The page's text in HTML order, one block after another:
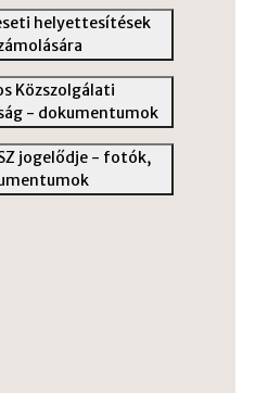
helyettesítések
Közszolgálati
- dokumentumok
jogelődje - fotók,